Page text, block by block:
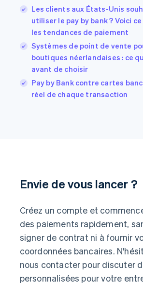
Les clients aux États-Unis
utiliser le pay by bank ? Voici
les tendances de paiement
Systèmes de point de vente
boutiques néerlandaises : ce
avant de choisir
Pay by Bank contre cartes
réel de chaque transaction
Envie de vous lancer ?
Créez un compte et
des paiements rapidement,
signer de contrat ni à fournir
coordonnées bancaires.
nous contacter pour discuter
personnalisées pour votre
États-Unis
EnglishEspañol简体中文
Finlande
France
FrançaisEnglish
Gibraltar
English
Grèce
English
Japon
Lettonie
Liechtenstein
Deutsch English
Lituanie
Luxembourg
FrançaisDeutsch English